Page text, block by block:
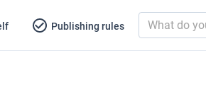
Publishing rules